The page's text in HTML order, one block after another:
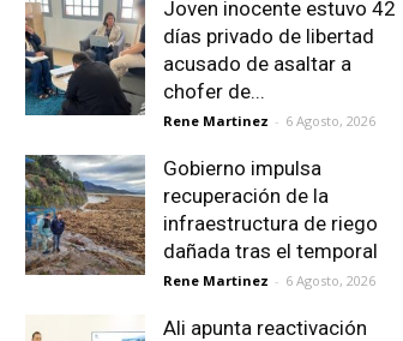
Joven inocente estuvo 42
días privado de libertad
acusado de asaltar a
chofer de...
Rene Martinez - 6 Agosto, 2026
Gobierno impulsa
recuperación de la
infraestructura de riego
dañada tras el temporal
Rene Martinez - 6 Agosto, 2026
Ali apunta reactivación